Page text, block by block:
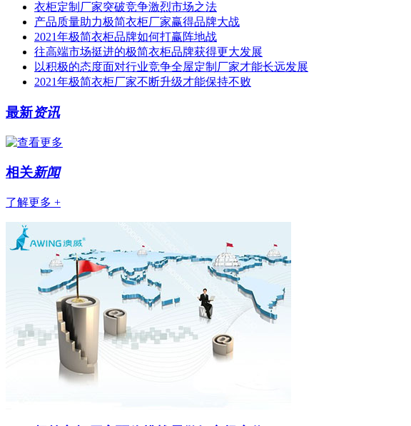
衣柜定制厂家突破竞争激烈市场之法
产品质量助力极简衣柜厂家赢得品牌大战
2021年极简衣柜品牌如何打赢阵地战
往高端市场挺进的极简衣柜品牌获得更大发展
以积极的态度面对行业竞争全屋定制厂家才能长远发展
2021年极简衣柜厂家不断升级才能保持不败
最新资讯
相关新闻
了解更多 +